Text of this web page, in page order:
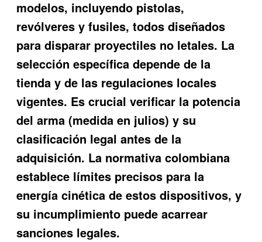
modelos, incluyendo pistolas,
revólveres y fusiles, todos diseñados
para disparar proyectiles no letales. La
selección específica depende de la
tienda y de las regulaciones locales
vigentes. Es crucial verificar la potencia
del arma (medida en julios) y su
clasificación legal antes de la
adquisición. La normativa colombiana
establece límites precisos para la
energía cinética de estos dispositivos, y
su incumplimiento puede acarrear
sanciones legales.